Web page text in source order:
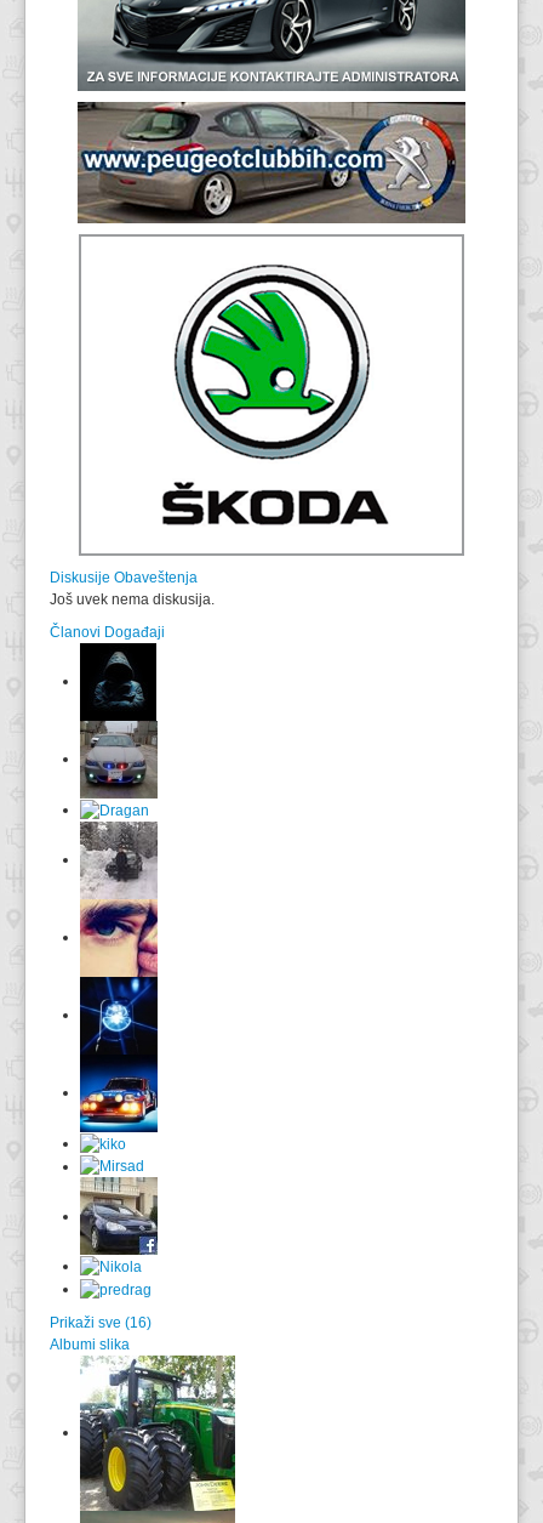
Diskusije Obaveštenja
Još uvek nema diskusija.
Članovi Događaji
Prikaži sve (16)
Albumi slika